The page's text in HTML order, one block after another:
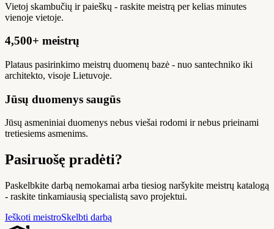
Vietoj skambučių ir paieškų - raskite meistrą per kelias minutes
vienoje vietoje.
4,500+ meistrų
Plataus pasirinkimo meistrų duomenų bazė - nuo santechniko iki
architekto, visoje Lietuvoje.
Jūsų duomenys saugūs
Jūsų asmeniniai duomenys nebus viešai rodomi ir nebus prieinami
tretiesiems asmenims.
Pasiruošę pradėti?
Paskelbkite darbą nemokamai arba tiesiog naršykite meistrų katalogą
- raskite tinkamiausią specialistą savo projektui.
Ieškoti meistroSkelbti darbą